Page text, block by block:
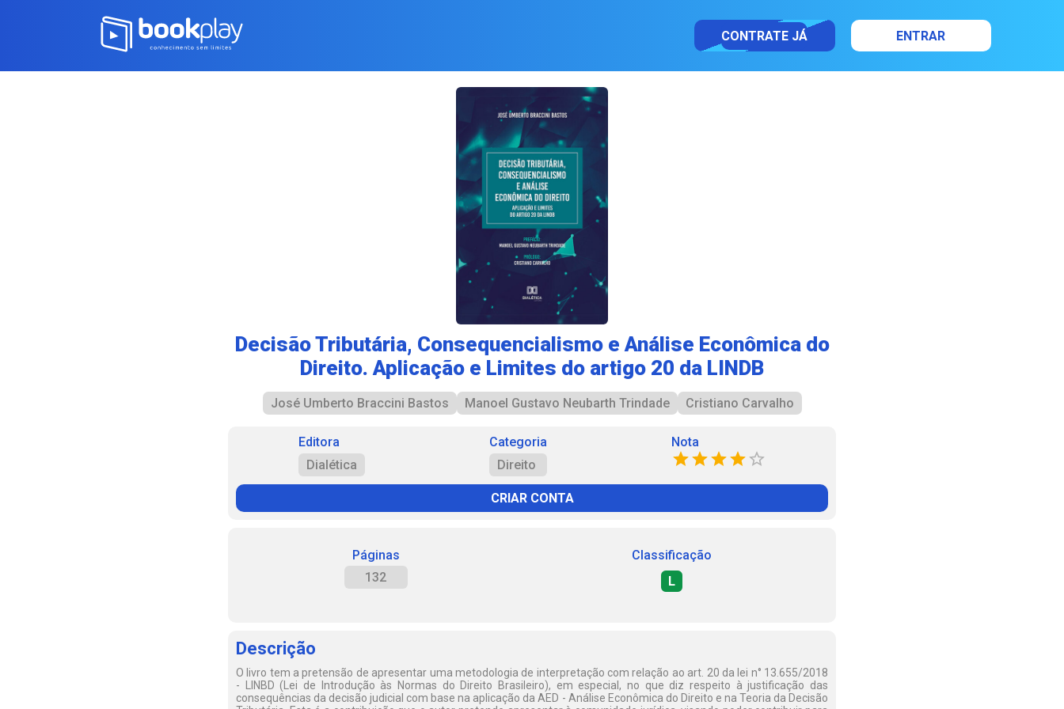
CONTRATE JÁ ENTRAR
Decisão Tributária, Consequencialismo e Análise Econômica do
Direito. Aplicação e Limites do artigo 20 da LINDB
José Umberto Braccini Bastos Manoel Gustavo Neubarth Trindade Cristiano Carvalho
Editora
Dialética
Categoria
Direito
Nota
CRIAR CONTA
Páginas
132
Classificação
L
Descrição
O livro tem a pretensão de apresentar uma metodologia de interpretação com relação ao art. 20 da lei n° 13.655/2018
- LINBD (Lei de Introdução às Normas do Direito Brasileiro), em especial, no que diz respeito à justificação das
consequências da decisão judicial com base na aplicação da AED - Análise Econômica do Direito e na Teoria da Decisão